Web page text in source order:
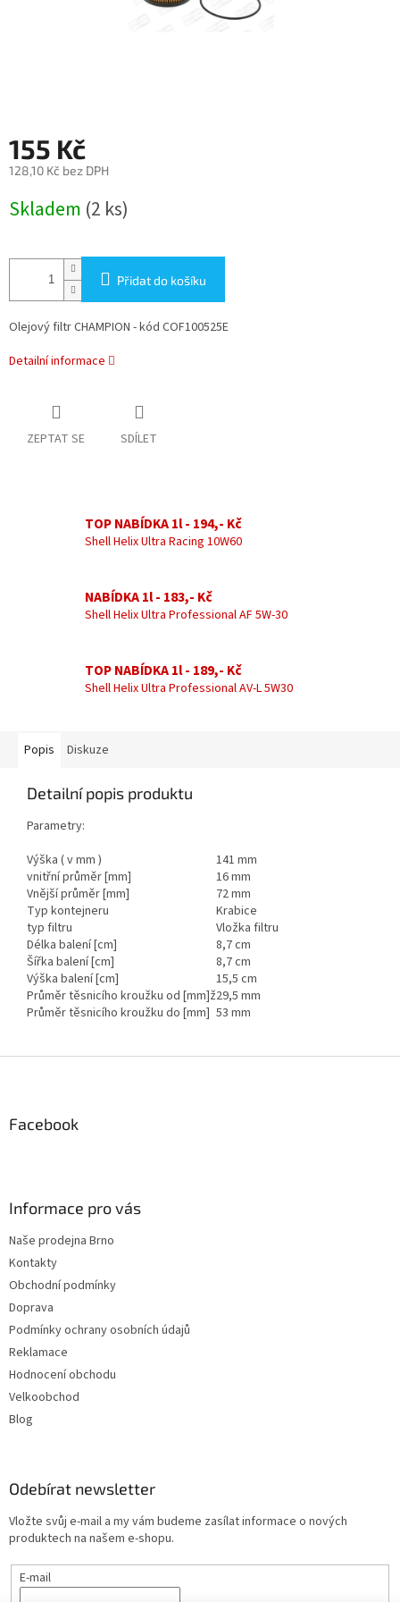
155 Kč
128,10 Kč bez DPH
cena:
Skladem (2 ks)
Přidat do košíku
Olejový filtr CHAMPION - kód COF100525E
Detailní informace
ZEPTAT SE SDÍLET
TOP NABÍDKA 1l - 194,- Kč
Shell Helix Ultra Racing 10W60
NABÍDKA 1l - 183,- Kč
Shell Helix Ultra Professional AF 5W-30
TOP NABÍDKA 1l - 189,- Kč
Shell Helix Ultra Professional AV-L 5W30
Popis Diskuze
Detailní popis produktu
Parametry:
Výška ( v mm )
141 mm
vnitřní průměr [mm]
16 mm
Vnější průměr [mm]
72 mm
Typ kontejneru
Krabice
typ filtru
Vložka filtru
Délka balení [cm]
8,7 cm
Šířka balení [cm]
8,7 cm
Výška balení [cm]
15,5 cm
Průměr těsnicího kroužku od [mm]ž29,5 mm
Průměr těsnicího kroužku do [mm] 53 mm
Facebook
Informace pro vás
Naše prodejna Brno
Kontakty
Obchodní podmínky
Doprava
Podmínky ochrany osobních údajů
Reklamace
Hodnocení obchodu
Velkoobchod
Blog
Odebírat newsletter
Vložte svůj e-mail a my vám budeme zasílat informace o nových
produktech na našem e-shopu.
E-mail